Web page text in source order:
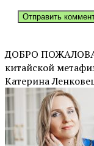
ДОБРО
китайской
Катерина